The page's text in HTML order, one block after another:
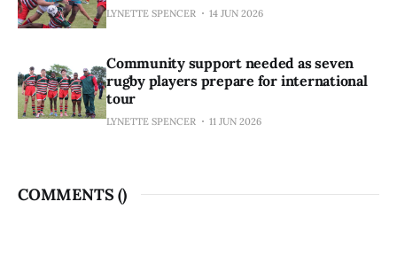
LYNETTE SPENCER 14 JUN 2026
Community support needed as seven
rugby players prepare for international
tour
LYNETTE SPENCER 11 JUN 2026
COMMENTS ()